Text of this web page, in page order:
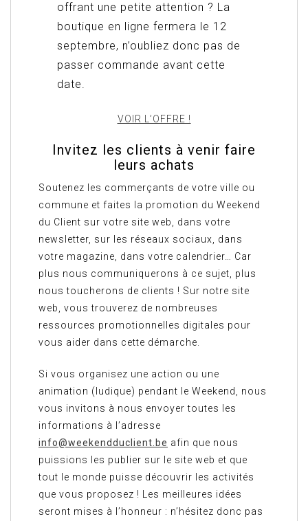
offrant une petite attention ? La
boutique en ligne fermera le 12
septembre, n’oubliez donc pas de
passer commande avant cette
date.
VOIR L’OFFRE !
Invitez les clients à venir faire
leurs achats
Soutenez les commerçants de votre ville ou
commune et faites la promotion du Weekend
du Client sur votre site web, dans votre
newsletter, sur les réseaux sociaux, dans
votre magazine, dans votre calendrier… Car
plus nous communiquerons à ce sujet, plus
nous toucherons de clients ! Sur notre site
web, vous trouverez de nombreuses
ressources promotionnelles digitales pour
vous aider dans cette démarche.
Si vous organisez une action ou une
animation (ludique) pendant le Weekend, nous
vous invitons à nous envoyer toutes les
informations à l’adresse
info@weekendduclient.be afin que nous
puissions les publier sur le site web et que
tout le monde puisse découvrir les activités
que vous proposez ! Les meilleures idées
seront mises à l’honneur : n’hésitez donc pas